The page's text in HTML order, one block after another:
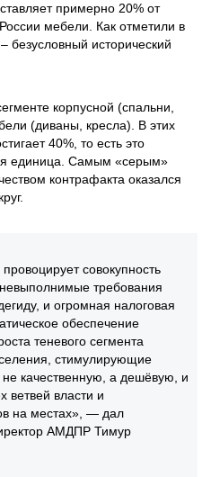
примерно 20% от
мебели. Как отметили в
безусловный исторический
корпусной (спальни,
(диваны, кресла). В этих
40%, то есть это
единица. Самым «серым»
контрафакта оказался
совокупность
требования
и огромная налоговая
обеспечение
теневого сегмента
стимулирующие
качественную, а дешёвую, и
ветвей власти и
на местах», — дал
АМДПР Тимур